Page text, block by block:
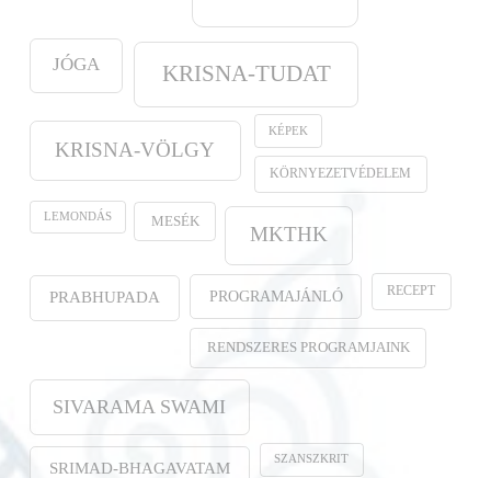
JÓGA KRISNA-TUDAT
KRISNA-VÖLGY
KÉPEK
KÖRNYEZETVÉDELEM
LEMONDÁS MESÉK
MKTHK
PRABHUPADA PROGRAMAJÁNLÓ RECEPT
RENDSZERES PROGRAMJAINK
SIVARAMA SWAMI
SRIMAD-BHAGAVATAM SZANSZKRIT